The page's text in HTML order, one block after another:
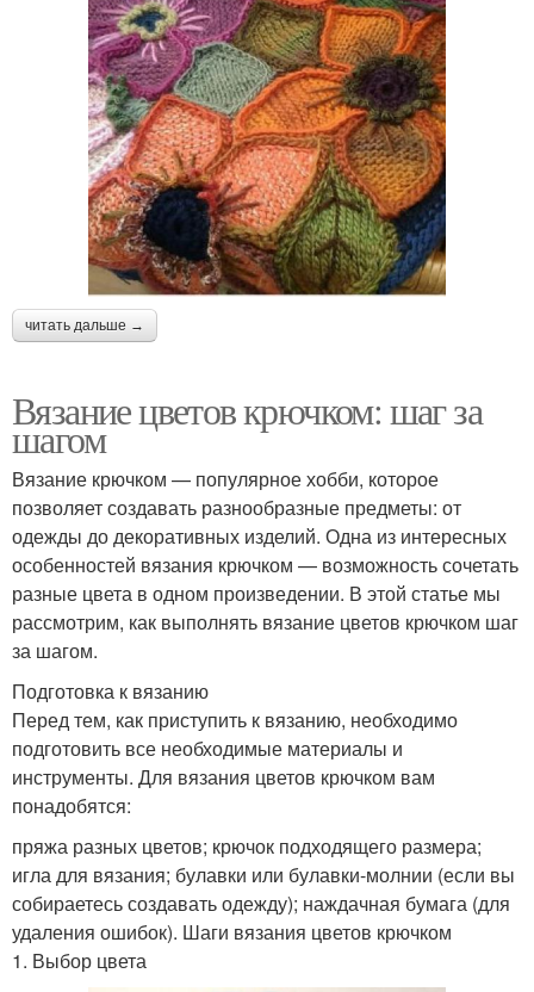
читать дальше →
Вязание цветов крючком: шаг за
шагом
Вязание крючком — популярное хобби, которое
позволяет создавать разнообразные предметы: от
одежды до декоративных изделий. Одна из интересных
особенностей вязания крючком — возможность сочетать
разные цвета в одном произведении. В этой статье мы
рассмотрим, как выполнять вязание цветов крючком шаг
за шагом.
Подготовка к вязанию
Перед тем, как приступить к вязанию, необходимо
подготовить все необходимые материалы и
инструменты. Для вязания цветов крючком вам
понадобятся:
пряжа разных цветов; крючок подходящего размера;
игла для вязания; булавки или булавки-молнии (если вы
собираетесь создавать одежду); наждачная бумага (для
удаления ошибок). Шаги вязания цветов крючком
1. Выбор цвета